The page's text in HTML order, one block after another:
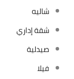
شاليه
شقة إداري
صيدلية
فيلا